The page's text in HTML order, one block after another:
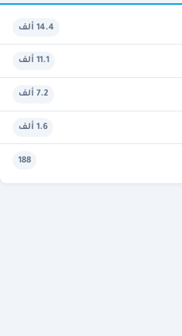
14.4 ألف
11.1 ألف
7.2 ألف
1.6 ألف
188